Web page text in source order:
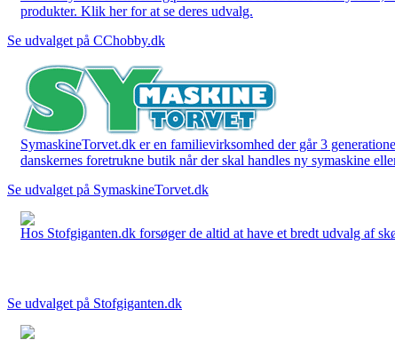
produkter. Klik her for at se deres udvalg.
Se udvalget på CChobby.dk
SymaskineTorvet.dk er en familievirksomhed der går 3
danskernes foretrukne butik når der skal handles ny symaskine
Se udvalget på SymaskineTorvet.dk
Hos Stofgiganten.dk forsøger de altid at have et bredt udvalg af
Se udvalget på Stofgiganten.dk